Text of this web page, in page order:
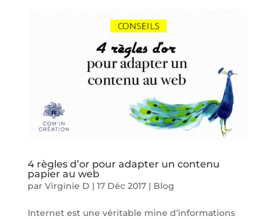
4 règles d’or pour adapter un contenu
papier au web
par Virginie D | 17 Déc 2017| Blog
Internet est une véritable mine d’informations